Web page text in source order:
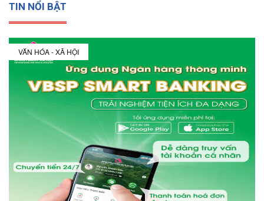
TIN NỔI BẬT
VĂN HÓA - XÃ HỘI